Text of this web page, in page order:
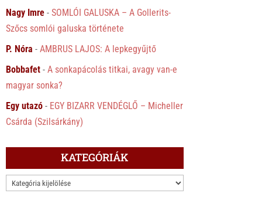
Nagy Imre -SOMLÓI GALUSKA – A Gollerits-
Szőcs somlói galuska története
P. Nóra -AMBRUS LAJOS: A lepkegyűjtő
Bobbafet -A sonkapácolás titkai, avagy van-e
magyar sonka?
Egy utazó - EGY BIZARR VENDÉGLŐ – Micheller
Csárda (Szilsárkány)
KATEGÓRIÁK
KATEGÓRIÁK